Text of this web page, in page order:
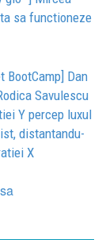
sa functioneze
BootCamp] Dan
Savulescu
Y percep luxul
distantandu-
X